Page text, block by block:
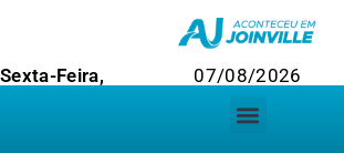
Sexta-Feira, 07/08/2026